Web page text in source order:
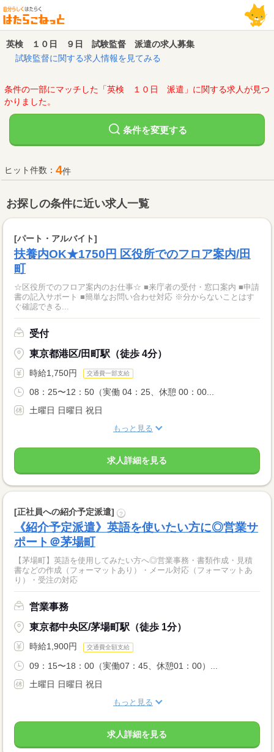
英検 １０日 ９日 試験監督 派遣の求人募集
試験監督に関する求人情報を見てみる
条件の一部にマッチした「英検 １０日 派遣」に関する求人が見つ
かりました。
条件を変更する
ヒット件数： 4件
お探しの条件に近い求人一覧
[パート・アルバイト]
扶養内OK★1750円 区役所でのフロア案内/田
町
☆区役所でのフロア案内のお仕事☆ ■来庁者の受付・窓口案内 ■申請
書の記入サポート ■簡単なお問い合わせ対応 ※分からないことはす
ぐ確認できる...
受付
東京都港区/田町駅（徒歩 4分）
時給1,750円 交通費一部支給
08：25〜12：50（実働 04：25、休憩 00：00...
土曜日 日曜日 祝日
もっと見る
求人詳細を見る
[正社員への紹介予定派遣] ?
《紹介予定派遣》英語を使いたい方に◎営業サ
ポート＠茅場町
【茅場町】英語を使用してみたい方へ◎営業事務・書類作成・見積
書などの作成（フォーマットあり）・メール対応（フォーマットあ
り）・受注の対応
営業事務
東京都中央区/茅場町駅（徒歩 1分）
時給1,900円 交通費全額支給
09：15〜18：00（実働07：45、休憩01：00）...
土曜日 日曜日 祝日
もっと見る
求人詳細を見る